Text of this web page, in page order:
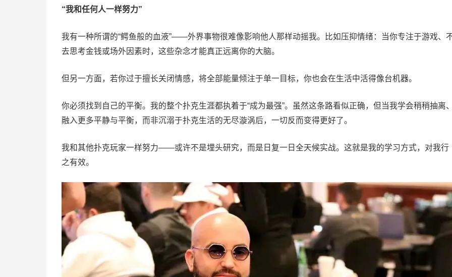
“我和任何人一样努力”
我有一种所谓的“鳄鱼般的血液”——外界事物很难像影响他人那样动摇我。比如压抑情绪：当你专注于游戏、
去思考金钱或场外因素时，这些杂念才能真正远离你的大脑。
但另一方面，若你过于擅长关闭情感，将全部能量倾注于单一目标，你也会在生活中活得像台机器。
你必须找到自己的平衡。我的整个扑克生涯都执着于“成为最强”。虽然这条路看似正确，但当我学会稍稍抽离
融入更多平静与平衡，而非沉溺于扑克生活的无尽漩涡后，一切反而变得更好了。
我和其他扑克玩家一样努力——或许不是埋头研究，而是日复一日全天候实战。这就是我的学习方式，对我行
之有效。